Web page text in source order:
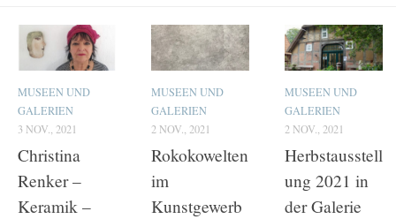
MUSEEN UND
GALERIEN
3 NOV., 2021
Christina
Renker –
Keramik –
MUSEEN UND
GALERIEN
2 NOV., 2021
Rokokowelten
im
Kunstgewerb
MUSEEN UND
GALERIEN
2 NOV., 2021
Herbstausstell
ung 2021 in
der Galerie